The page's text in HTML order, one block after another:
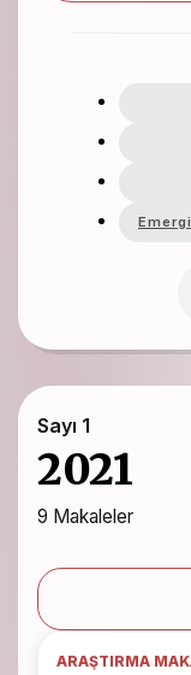
Sayı 1
2021
9 Makaleler
ARAŞTIRMA